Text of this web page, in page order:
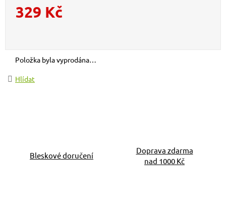
329 Kč
Položka byla vyprodána…
Hlídat
Bleskové doručení
Doprava zdarma
nad 1000 Kč